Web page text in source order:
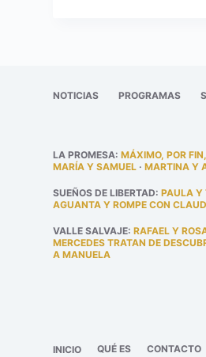
NOTICIAS PROGRAMAS
LA PROMESA:MÁXIMO, POR
MARÍA Y SAMUEL ·MARTINA Y
SUEÑOS DE LIBERTAD:PAULA Y
AGUANTA Y ROMPE CON
VALLE SALVAJE:RAFAEL Y
MERCEDES TRATAN DE
A MANUELA
INICIO QUÉ ES CONTACTO